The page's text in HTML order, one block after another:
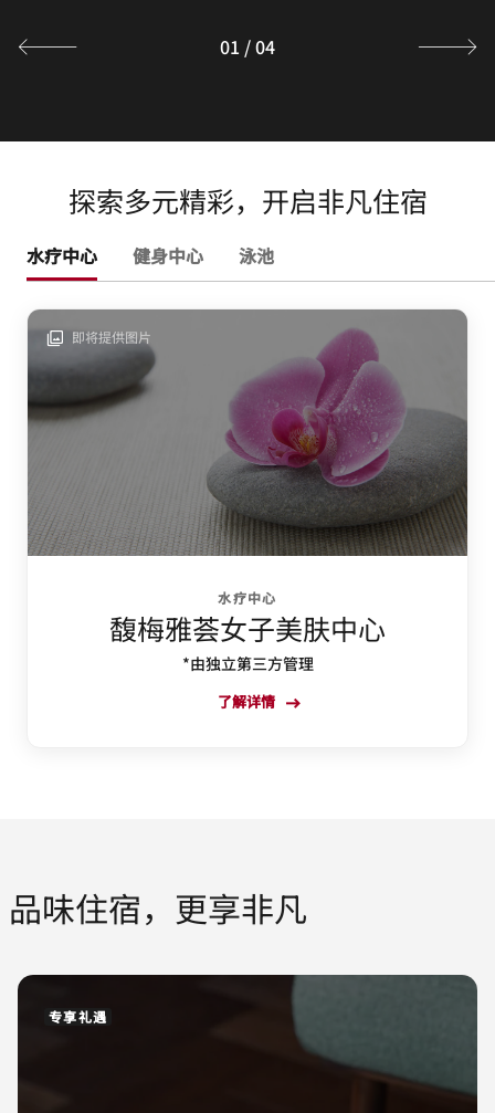
01 /04
探索多元精彩，开启非凡住宿
水疗中心 健身中心 泳池
即将提供图片
水疗中心
馥梅雅荟女子美肤中心
*由独立第三方管理
了解详情
品味住宿，更享非凡
专享礼遇